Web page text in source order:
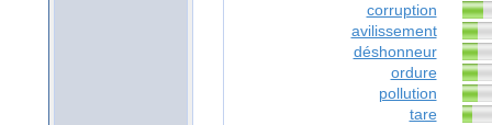
corruption
avilissement
déshonneur
ordure
pollution
tare